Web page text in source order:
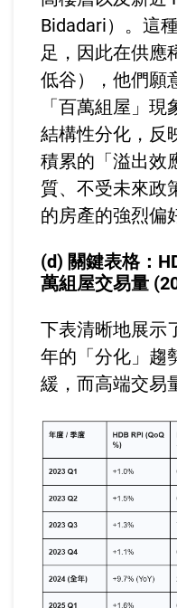
Bidadari）。這
足，因此在供應
低谷），他們願
「百萬組屋」
結構性分化，反
積累的「溢出效
質、不受未來政
的房產的強烈偏
(d) 關鍵表格：
萬組屋交易量
下表清晰地展示
年的「分化」趨
緩，而高端交易